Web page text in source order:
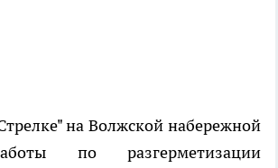
на Волжской набережной
по разгерметизации